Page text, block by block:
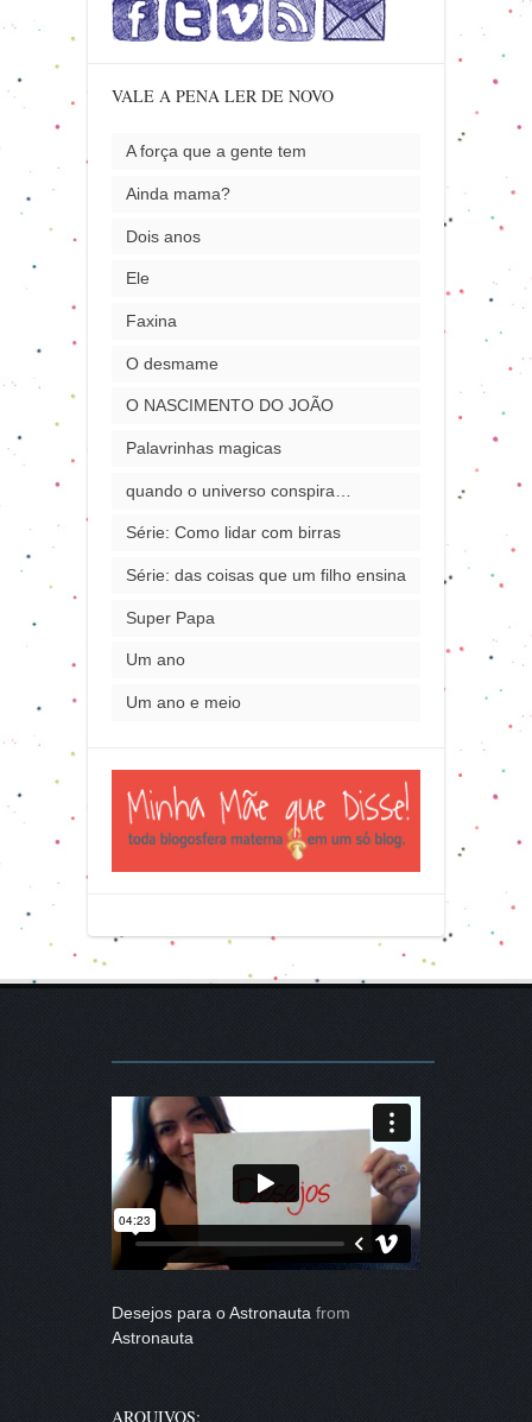
VALE A PENA LER DE NOVO
A força que a gente tem
Ainda mama?
Dois anos
Ele
Faxina
O desmame
O NASCIMENTO DO JOÃO
Palavrinhas magicas
quando o universo conspira…
Série: Como lidar com birras
Série: das coisas que um filho ensina
Super Papa
Um ano
Um ano e meio
Desejos para o Astronauta from
Astronauta
ARQUIVOS: